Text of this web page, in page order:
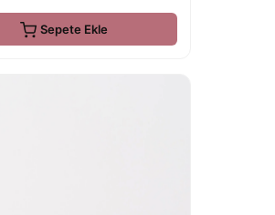
Sepete Ekle